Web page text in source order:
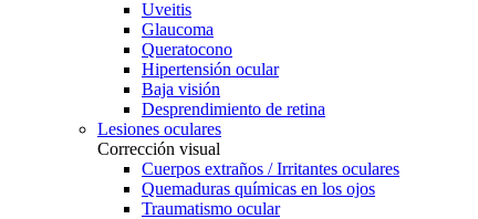
Uveitis
Glaucoma
Queratocono
Hipertensión ocular
Baja visión
Desprendimiento de retina
Lesiones oculares
Corrección visual
Cuerpos extraños / Irritantes oculares
Quemaduras químicas en los ojos
Traumatismo ocular